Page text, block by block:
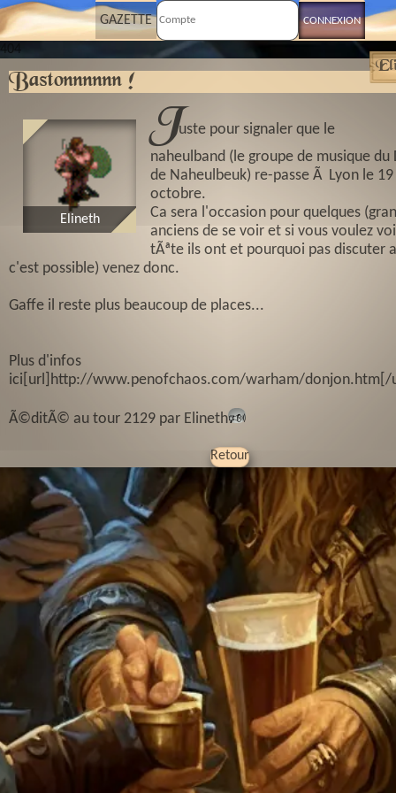
GAZETTE
404
Bastonnnnnn !
Elineth
Juste pour signaler que le
naheulband (le groupe de musique du
de Naheulbeuk) re-passe Ã Lyon le 19
octobre.
Ca sera l'occasion pour quelques
anciens de se voir et si vous voulez
tÃªte ils ont et pourquoi pas discuter
c'est possible) venez donc.
Gaffe il reste plus beaucoup de places...
Plus d'infos
ici[url]http://www.penofchaos.com/warham/donjon.htm[/
Ã©ditÃ© au tour 2129 par Elineth🕬
Retour